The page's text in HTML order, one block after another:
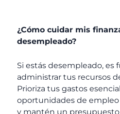
¿Cómo cuidar mis
desempleado?
Si estás desempleado, es
administrar tus recursos
Prioriza tus gastos
oportunidades de
y mantén un presupuesto